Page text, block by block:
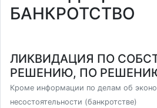
БАНКРОТСТВО
ЛИКВИДАЦИЯ ПО
РЕШЕНИЮ, ПО
Кроме информации по делам об
несостоятельности (банкротстве)